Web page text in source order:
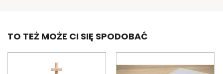
TO TEŻ MOŻE CI SIĘ SPODOBAĆ